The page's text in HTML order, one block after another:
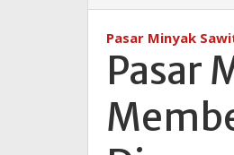
Pasar Minyak
Pasar